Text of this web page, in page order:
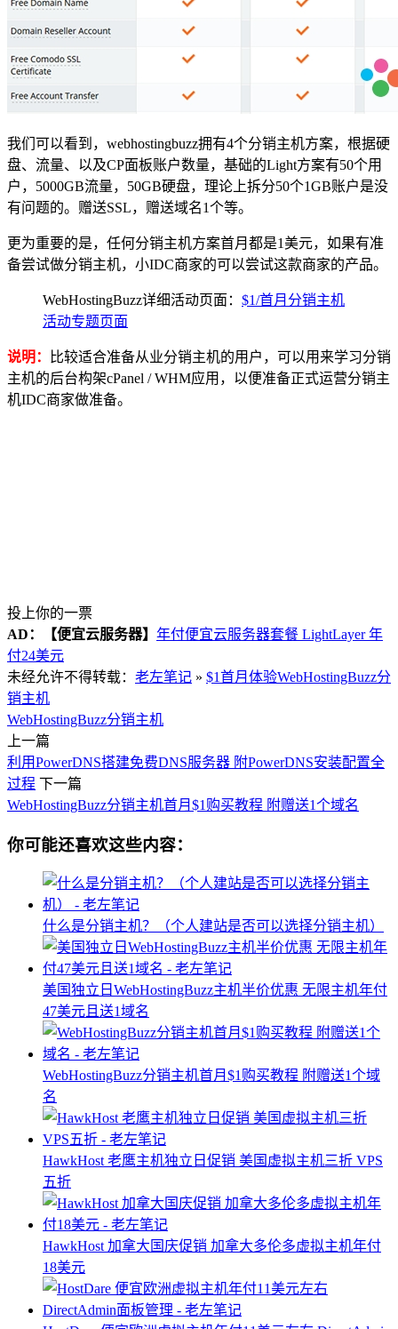
我们可以看到，webhostingbuzz拥有4个分销主机方案，根据硬
盘、流量、以及CP面板账户数量，基础的Light方案有50个用
户，5000GB流量，50GB硬盘，理论上拆分50个1GB账户是没
有问题的。赠送SSL，赠送域名1个等。
更为重要的是，任何分销主机方案首月都是1美元，如果有准
备尝试做分销主机，小IDC商家的可以尝试这款商家的产品。
WebHostingBuzz详细活动页面： $1/首月分销主机
活动专题页面
说明：
比较适合准备从业分销主机的用户，可以用来学习分销
主机的后台构架cPanel / WHM应用，以便准备正式运营分销主
机IDC商家做准备。
投上你的一票
AD：
【便宜云服务器】 年付便宜云服务器套餐 LightLayer 年
付24美元
未经允许不得转载： 老左笔记 » $1首月体验WebHostingBuzz分
销主机
WebHostingBuzz分销主机
上一篇
利用PowerDNS搭建免费DNS服务器 附PowerDNS安装配置全
过程 下一篇
WebHostingBuzz分销主机首月$1购买教程 附赠送1个域名
你可能还喜欢这些内容：
什么是分销主机？（个人建站是否可以选择分销主机）
美国独立日WebHostingBuzz主机半价优惠 无限主机年付
47美元且送1域名
WebHostingBuzz分销主机首月$1购买教程 附赠送1个域
名
HawkHost 老鹰主机独立日促销 美国虚拟主机三折 VPS
五折
HawkHost 加拿大国庆促销 加拿大多伦多虚拟主机年付
18美元